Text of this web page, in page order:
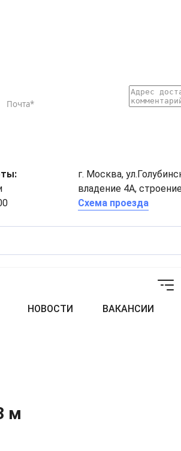
г. Москва,
владение 4А,
Схема проезда
НОВОСТИ ВАКАНСИИ
м